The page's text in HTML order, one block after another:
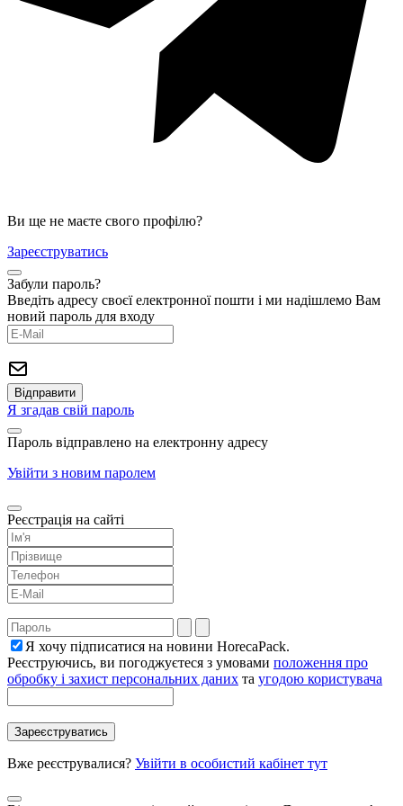
Ви ще не маєте свого профілю?
Зареєструватись
Забули пароль?
Введіть адресу своєї електронної пошти і ми надішлемо Вам
новий пароль для входу
Я згадав свій пароль
Пароль відправлено на електронну адресу
Увійти з новим паролем
Реєстрація на сайті
Я хочу підписатися на новини HorecaPack.
Реєструючись, ви погоджуєтеся з умовами положення про
обробку і захист персональних даних та угодою користувача
Вже реєструвалися? Увійти в особистий кабінет тут